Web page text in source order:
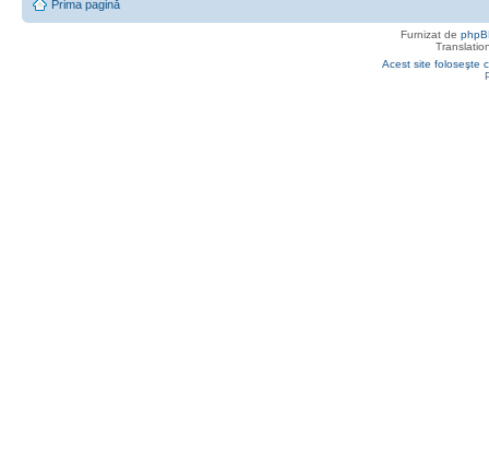
Prima pagină
Furnizat de
Acest site foloseşte